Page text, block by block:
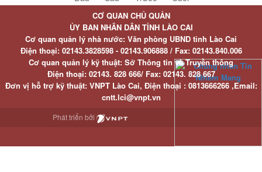
CƠ QUAN CHỦ QUẢN
ỦY BAN NHÂN DÂN TỈNH LÀO CAI
Cơ quan quản lý nhà nước: Văn phòng UBND tỉnh Lào Cai
Điện thoại:02143.3828598 - 02143.906888 / Fax:02143.840.006
Cơ quan quản lý kỹ thuật: Sở Thông tin và Truyền thông
Điện thoại:02143. 828 666/ Fax:02143. 828 667
Đơn vị hỗ trợ kỹ thuật: VNPT Lào Cai, Điện thoại : 0813666266 ,Email:
cntt.lci@vnpt.vn
Phát triển bởi